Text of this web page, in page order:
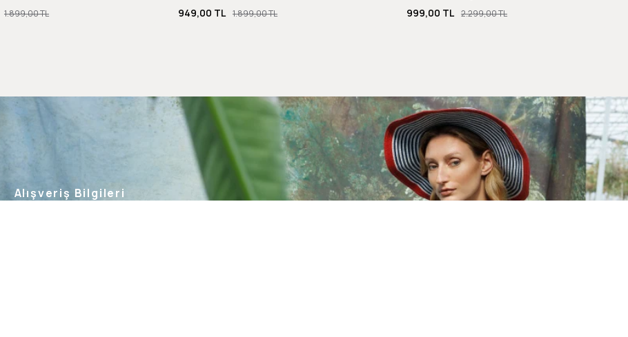
1.899,00 TL
949,00 TL 1.899,00 TL
999,00 TL 2.299,00 TL
Alışveriş Bilgileri